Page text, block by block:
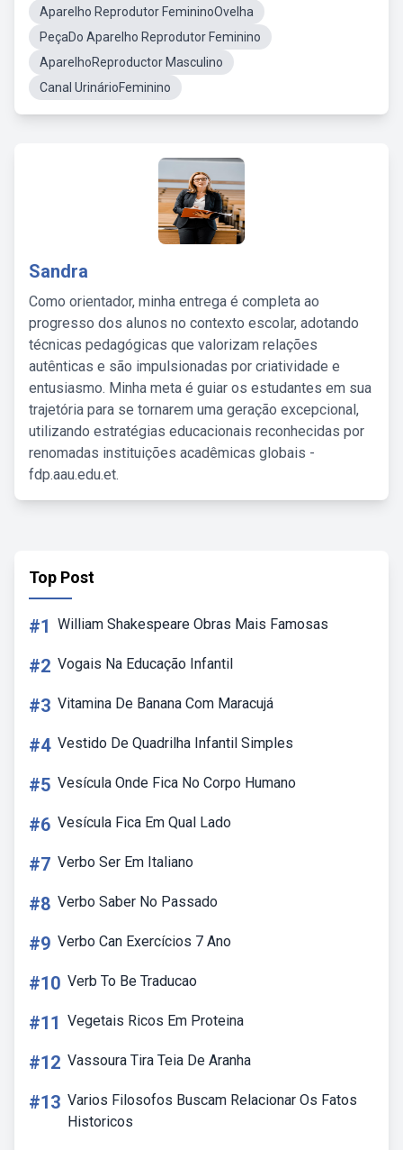
Aparelho Reprodutor FemininoOvelha
PeçaDo Aparelho Reprodutor Feminino
AparelhoReproductor Masculino
Canal UrinárioFeminino
Sandra
Como orientador, minha entrega é completa ao
progresso dos alunos no contexto escolar, adotando
técnicas pedagógicas que valorizam relações
autênticas e são impulsionadas por criatividade e
entusiasmo. Minha meta é guiar os estudantes em sua
trajetória para se tornarem uma geração excepcional,
utilizando estratégias educacionais reconhecidas por
renomadas instituições acadêmicas globais -
fdp.aau.edu.et.
Top Post
#1 William Shakespeare Obras Mais Famosas
#2 Vogais Na Educação Infantil
#3 Vitamina De Banana Com Maracujá
#4 Vestido De Quadrilha Infantil Simples
#5 Vesícula Onde Fica No Corpo Humano
#6 Vesícula Fica Em Qual Lado
#7 Verbo Ser Em Italiano
#8 Verbo Saber No Passado
#9 Verbo Can Exercícios 7 Ano
#10 Verb To Be Traducao
#11 Vegetais Ricos Em Proteina
#12 Vassoura Tira Teia De Aranha
#13 Varios Filosofos Buscam Relacionar Os Fatos
Historicos